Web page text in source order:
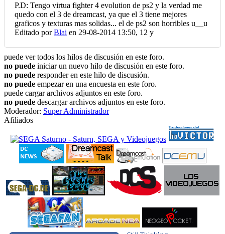
P.D: Tengo virtua fighter 4 evolution de ps2 y la verdad me
quedo con el 3 de dreamcast, ya que el 3 tiene mejores
graficos y texturas mas solidas... el de ps2 son horribles u__u
Editado porBlai en 29-08-2014 13:50, 12 y
puede ver todos los hilos de discusión en este foro.
no puede iniciar un nuevo hilo de discusión en este foro.
no puede responder en este hilo de discusión.
no puede empezar en una encuesta en este foro.
puede cargar archivos adjuntos en este foro.
no puede descargar archivos adjuntos en este foro.
Moderador: Super Administrador
Afiliados